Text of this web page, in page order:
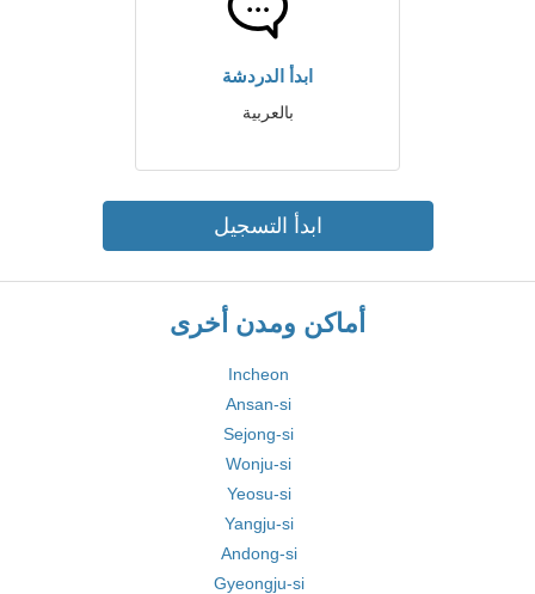
ابدأ الدردشة
بالعربية
ابدأ التسجيل
أماكن ومدن أخرى
Incheon
Ansan-si
Sejong-si
Wonju-si
Yeosu-si
Yangju-si
Andong-si
Gyeongju-si